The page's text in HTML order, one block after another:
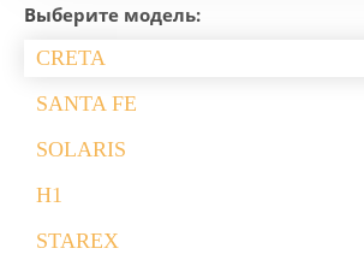
Выберите модель:
CRETA
SANTA FE
SOLARIS
H1
STAREX